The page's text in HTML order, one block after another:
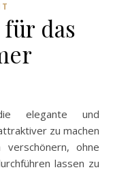
das
zu machen
ohne
lassen zu